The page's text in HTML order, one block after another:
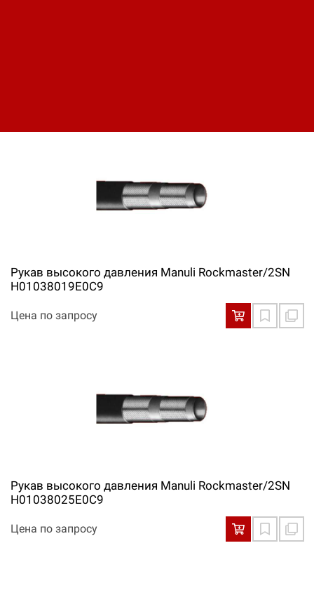
Рукав высокого давления Manuli Rockmaster/2SN
H01038019E0С9
Цена по запросу
Рукав высокого давления Manuli Rockmaster/2SN
H01038025E0С9
Цена по запросу